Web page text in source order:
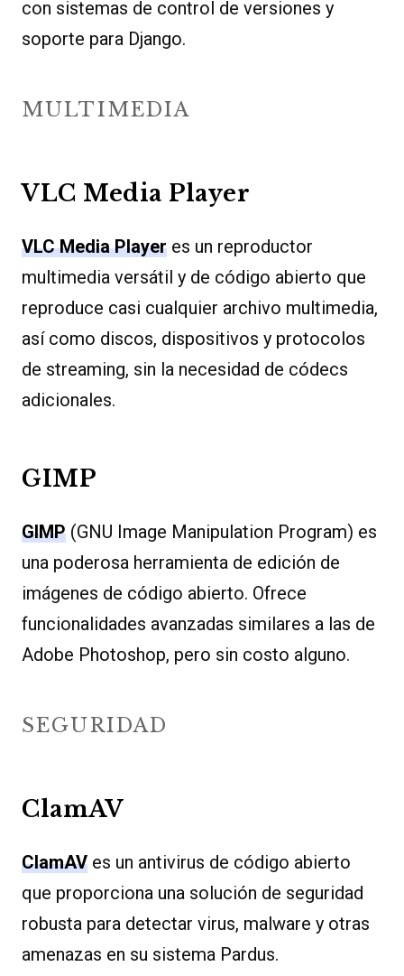
con sistemas de control de versiones y
soporte para Django.
MULTIMEDIA
VLC Media Player
VLC Media Player es un reproductor
multimedia versátil y de código abierto que
reproduce casi cualquier archivo multimedia,
así como discos, dispositivos y protocolos
de streaming, sin la necesidad de códecs
adicionales.
GIMP
GIMP (GNU Image Manipulation Program) es
una poderosa herramienta de edición de
imágenes de código abierto. Ofrece
funcionalidades avanzadas similares a las de
Adobe Photoshop, pero sin costo alguno.
SEGURIDAD
ClamAV
ClamAV es un antivirus de código abierto
que proporciona una solución de seguridad
robusta para detectar virus, malware y otras
amenazas en su sistema Pardus.